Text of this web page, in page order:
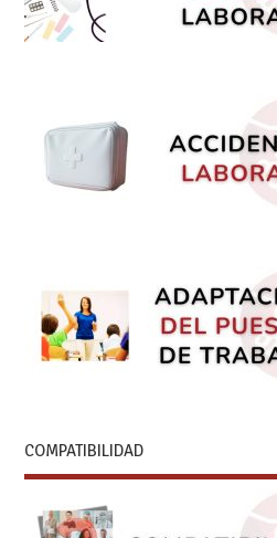
COMPATIBILIDAD